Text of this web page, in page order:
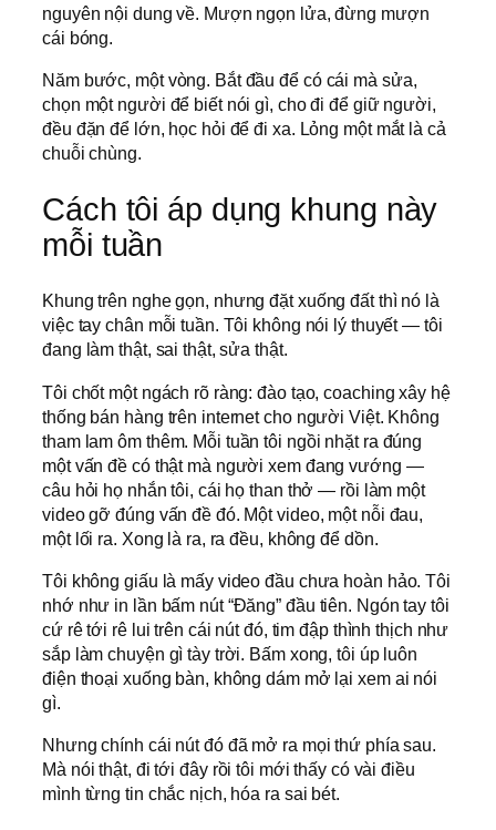
nguyên nội dung về. Mượn ngọn lửa, đừng mượn
cái bóng.
Năm bước, một vòng. Bắt đầu để có cái mà sửa,
chọn một người để biết nói gì, cho đi để giữ người,
đều đặn để lớn, học hỏi để đi xa. Lỏng một mắt là cả
chuỗi chùng.
Cách tôi áp dụng khung này
mỗi tuần
Khung trên nghe gọn, nhưng đặt xuống đất thì nó là
việc tay chân mỗi tuần. Tôi không nói lý thuyết — tôi
đang làm thật, sai thật, sửa thật.
Tôi chốt một ngách rõ ràng: đào tạo, coaching xây hệ
thống bán hàng trên internet cho người Việt. Không
tham lam ôm thêm. Mỗi tuần tôi ngồi nhặt ra đúng
một vấn đề có thật mà người xem đang vướng —
câu hỏi họ nhắn tôi, cái họ than thở — rồi làm một
video gỡ đúng vấn đề đó. Một video, một nỗi đau,
một lối ra. Xong là ra, ra đều, không để dồn.
Tôi không giấu là mấy video đầu chưa hoàn hảo. Tôi
nhớ như in lần bấm nút “Đăng” đầu tiên. Ngón tay tôi
cứ rê tới rê lui trên cái nút đó, tim đập thình thịch như
sắp làm chuyện gì tày trời. Bấm xong, tôi úp luôn
điện thoại xuống bàn, không dám mở lại xem ai nói
gì.
Nhưng chính cái nút đó đã mở ra mọi thứ phía sau.
Mà nói thật, đi tới đây rồi tôi mới thấy có vài điều
mình từng tin chắc nịch, hóa ra sai bét.